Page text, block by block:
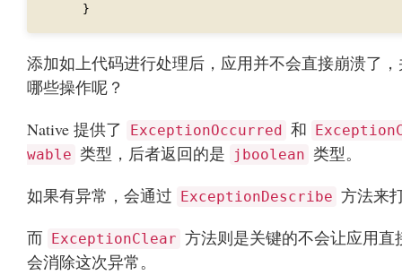
添加如上代码进行处理后，应用并不会直接崩溃了
哪些操作呢？
Native 提供了
ExceptionOccurred 和
wable 类型，后者返回的是 jboolean 类型。
如果有异常，会通过 ExceptionDescribe 方法来
而 ExceptionClear 方法则是关键的不会让应用
会消除这次异常。